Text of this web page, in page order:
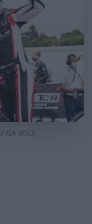
FIA WTCR